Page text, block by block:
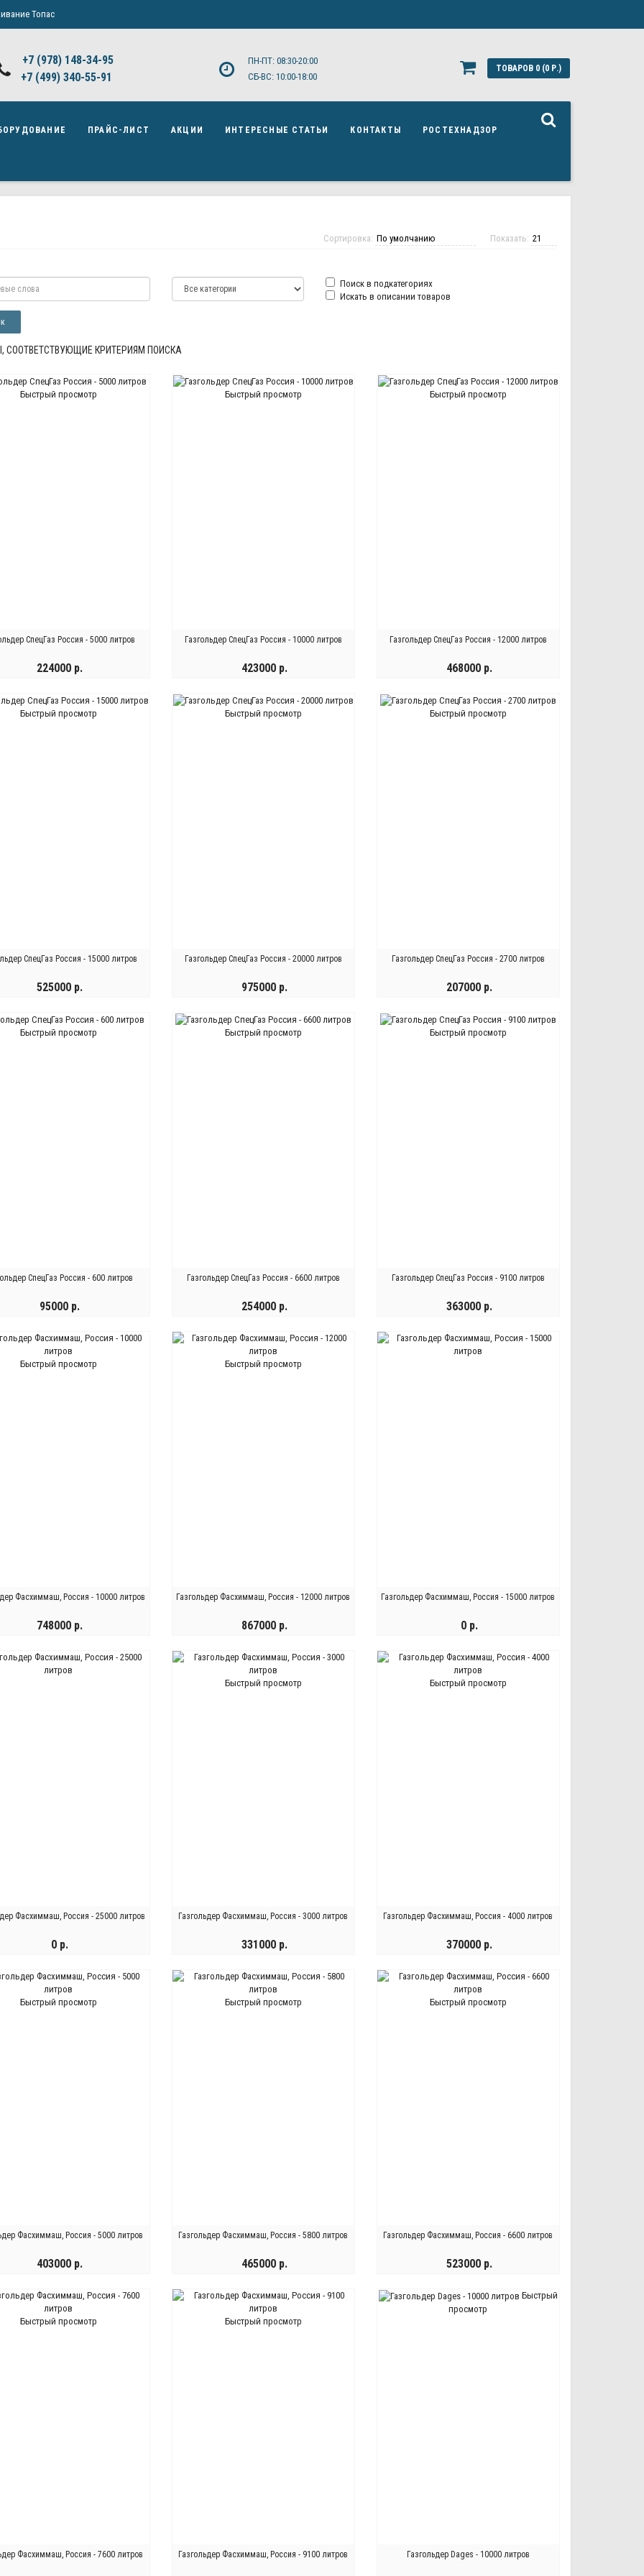
Топас
+7 (978) 148-34-95
+7 (499) 340-55-91 ​
ПН-ПТ: 08:30-20:00
СБ-ВС: 10:00-18:00
ТОВАРОВ 0 (0 Р.)
ПРАЙС-ЛИСТ АКЦИИ ИНТЕРЕСНЫЕ СТАТЬИ КОНТАКТЫ РОСТЕХНАДЗОР
Показать:
Сортировка:
Поиск в подкатегориях
Искать в описании товаров
СООТВЕТСТВУЮЩИЕ КРИТЕРИЯМ ПОИСКА
Быстрый просмотр
СпецГаз Россия - 5000 литров
224000 р.
КУПИТЬ
Быстрый просмотр
Газгольдер СпецГаз Россия - 10000 литров
423000 р.
КУПИТЬ
Быстрый просмотр
Газгольдер СпецГаз Россия - 12000 литров
468000 р.
КУПИТЬ
Быстрый просмотр
СпецГаз Россия - 15000 литров
525000 р.
КУПИТЬ
Быстрый просмотр
Газгольдер СпецГаз Россия - 20000 литров
975000 р.
КУПИТЬ
Быстрый просмотр
Газгольдер СпецГаз Россия - 2700 литров
207000 р.
КУПИТЬ
Быстрый просмотр
СпецГаз Россия - 600 литров
95000 р.
КУПИТЬ
Быстрый просмотр
Газгольдер СпецГаз Россия - 6600 литров
254000 р.
КУПИТЬ
Быстрый просмотр
Газгольдер СпецГаз Россия - 9100 литров
363000 р.
КУПИТЬ
Быстрый просмотр
Фасхиммаш, Россия - 10000 литров
748000 р.
КУПИТЬ
Быстрый просмотр
Газгольдер Фасхиммаш, Россия - 12000 литров
867000 р.
КУПИТЬ
Газгольдер Фасхиммаш, Россия - 15000 литров
0 р.
ЗАКОНЧИЛСЯ
Фасхиммаш, Россия - 25000 литров
0 р.
Быстрый просмотр
Газгольдер Фасхиммаш, Россия - 3000 литров
331000 р.
КУПИТЬ
Быстрый просмотр
Газгольдер Фасхиммаш, Россия - 4000 литров
370000 р.
КУПИТЬ
Быстрый просмотр
Фасхиммаш, Россия - 5000 литров
403000 р.
КУПИТЬ
Быстрый просмотр
Газгольдер Фасхиммаш, Россия - 5800 литров
465000 р.
КУПИТЬ
Быстрый просмотр
Газгольдер Фасхиммаш, Россия - 6600 литров
523000 р.
КУПИТЬ
Быстрый просмотр
Фасхиммаш, Россия - 7600 литров
Быстрый просмотр
Газгольдер Фасхиммаш, Россия - 9100 литров
Быстрый
просмотр
Газгольдер Dages - 10000 литров